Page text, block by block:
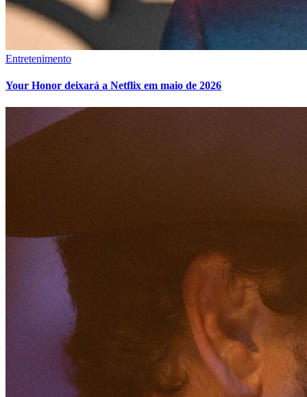
Entretenimento
Your Honor deixará a Netflix em maio de 2026